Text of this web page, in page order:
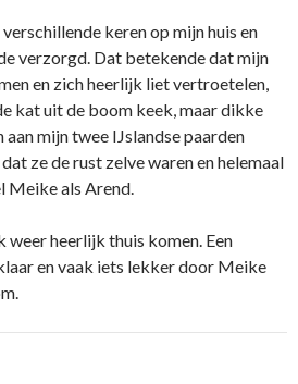
keren op mijn huis en
verzorgd. Dat betekende dat mijn
en zich heerlijk liet vertroetelen,
kat uit de boom keek, maar dikke
aan mijn twee IJslandse paarden
ze de rust zelve waren en helemaal
Meike als Arend.
weer heerlijk thuis komen. Een
en vaak iets lekker door Meike